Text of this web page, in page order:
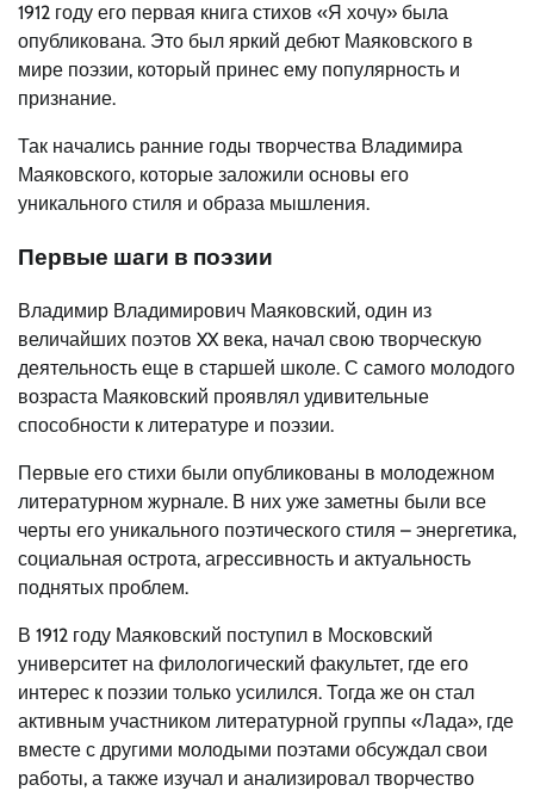
1912 году его первая книга стихов «Я хочу» была
опубликована. Это был яркий дебют Маяковского в
мире поэзии, который принес ему популярность и
признание.
Так начались ранние годы творчества Владимира
Маяковского, которые заложили основы его
уникального стиля и образа мышления.
Первые шаги в поэзии
Владимир Владимирович Маяковский, один из
величайших поэтов XX века, начал свою творческую
деятельность еще в старшей школе. С самого молодого
возраста Маяковский проявлял удивительные
способности к литературе и поэзии.
Первые его стихи были опубликованы в молодежном
литературном журнале. В них уже заметны были все
черты его уникального поэтического стиля – энергетика,
социальная острота, агрессивность и актуальность
поднятых проблем.
В 1912 году Маяковский поступил в Московский
университет на филологический факультет, где его
интерес к поэзии только усилился. Тогда же он стал
активным участником литературной группы «Лада», где
вместе с другими молодыми поэтами обсуждал свои
работы, а также изучал и анализировал творчество